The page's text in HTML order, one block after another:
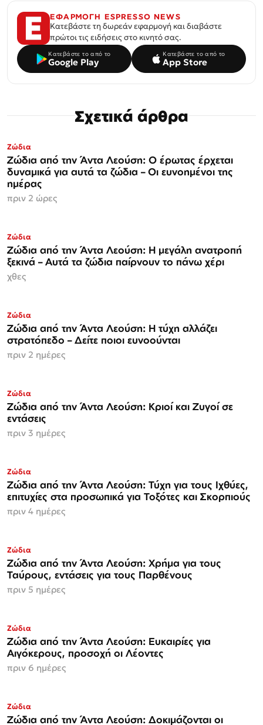
ΕΦΑΡΜΟΓΗ ESPRESSO NEWS
Κατεβάστε τη δωρεάν εφαρμογή και διαβάστε
πρώτοι τις ειδήσεις στο κινητό σας.
Κατεβάστε το από το
Google Play
Κατεβάστε το από το
App Store
Σχετικά άρθρα
Ζώδια
Ζώδια από την Άντα Λεούση: Ο έρωτας έρχεται
δυναμικά για αυτά τα ζώδια – Οι ευνοημένοι της
ημέρας
πριν 2 ώρες
Ζώδια
Ζώδια από την Άντα Λεούση: Η μεγάλη ανατροπή
ξεκινά – Αυτά τα ζώδια παίρνουν το πάνω χέρι
χθες
Ζώδια
Ζώδια από την Άντα Λεούση: Η τύχη αλλάζει
στρατόπεδο – Δείτε ποιοι ευνοούνται
πριν 2 ημέρες
Ζώδια
Ζώδια από την Άντα Λεούση: Κριοί και Ζυγοί σε
εντάσεις
πριν 3 ημέρες
Ζώδια
Ζώδια από την Άντα Λεούση: Τύχη για τους Ιχθύες,
επιτυχίες στα προσωπικά για Τοξότες και Σκορπιούς
πριν 4 ημέρες
Ζώδια
Ζώδια από την Άντα Λεούση: Χρήμα για τους
Ταύρους, εντάσεις για τους Παρθένους
πριν 5 ημέρες
Ζώδια
Ζώδια από την Άντα Λεούση: Ευκαιρίες για
Αιγόκερους, προσοχή οι Λέοντες
πριν 6 ημέρες
Ζώδια
Ζώδια από την Άντα Λεούση: Δοκιμάζονται οι